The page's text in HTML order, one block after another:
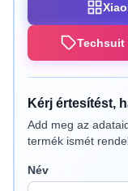
Techsuit
Kérj értesítést,
Add meg az
termék ismét
Név